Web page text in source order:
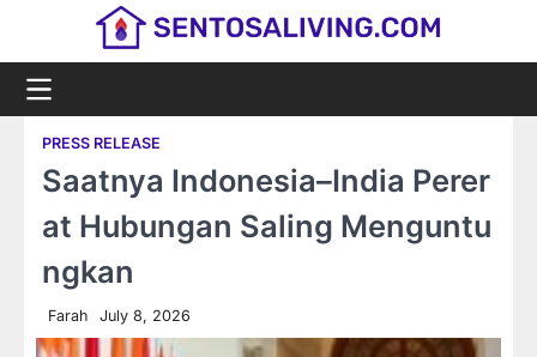
PRESS RELEASE
Saatnya Indonesia–India Perer
at Hubungan Saling Menguntu
ngkan
Farah July 8, 2026